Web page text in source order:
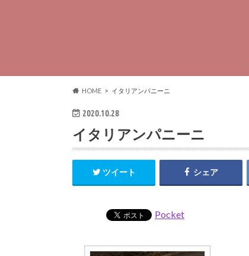
HOME イタリアンパニーニ
2020.10.28
イタリアンパニーニ
ツイート シェア
Pocket